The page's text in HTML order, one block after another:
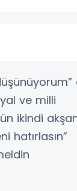
ve milli
ikindi
hatırlasın”